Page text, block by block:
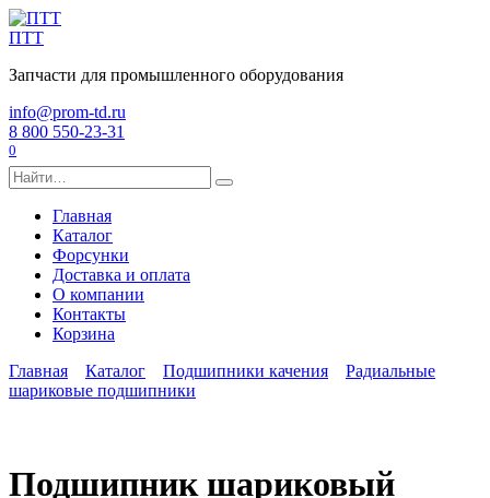
Перейти
к
ПТТ
Запчасти для промышленного оборудования
info@prom-td.ru
8 800 550-23-31
0
Search
for:
Главная
Каталог
Форсунки
Доставка и оплата
О компании
Контакты
Корзина
Главная
Каталог Подшипники качения
Радиальные
шариковые подшипники
Подшипник шариковый